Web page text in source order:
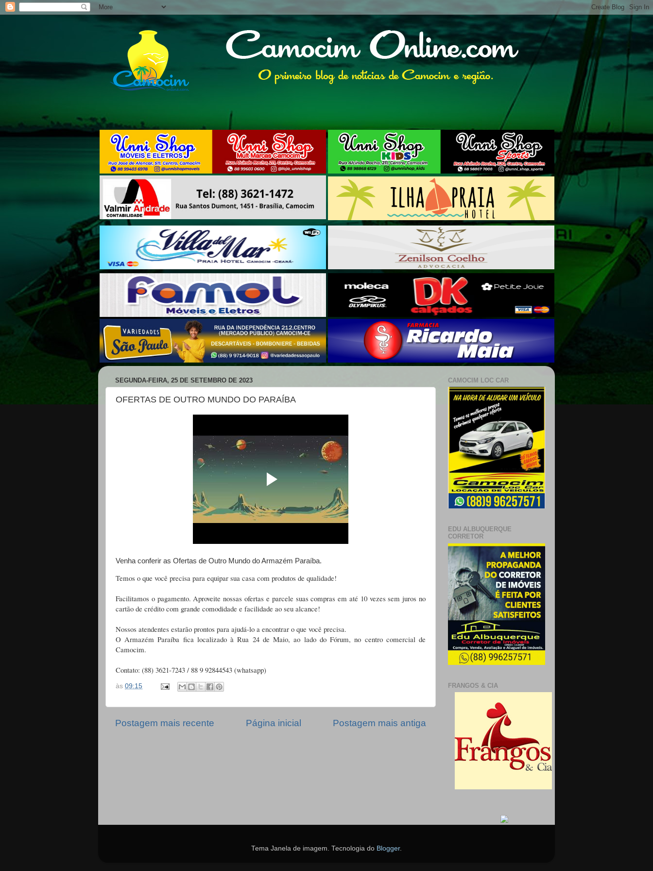
SEGUNDA-FEIRA, 25 DE SETEMBRO DE 2023
OFERTAS DE OUTRO MUNDO DO PARAÍBA
Venha conferir as Ofertas de Outro Mundo do Armazém Paraíba.
Temos o que você precisa para equipar sua casa com produtos de qualidade!
Facilitamos o pagamento. Aproveite nossas ofertas e parcele suas compras em até 10 vezes sem juros no
cartão de crédito com grande comodidade e facilidade ao seu alcance!
Nossos atendentes estarão prontos para ajudá-lo a encontrar o que você precisa.
O Armazém Paraíba fica localizado à Rua 24 de Maio, ao lado do Fórum, no centro comercial de
Camocim.
Contato: (88) 3621-7243 / 88 9 92844543 (whatsapp)
às 09:15
Postagem mais recente Postagem mais antiga
Página inicial
CAMOCIM LOC CAR
EDU ALBUQUERQUE
CORRETOR
FRANGOS & CIA
Tema Janela de imagem. Tecnologia do Blogger.